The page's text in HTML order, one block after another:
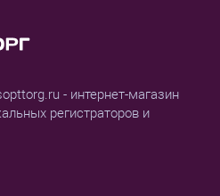
- интернет-магазин
регистраторов и